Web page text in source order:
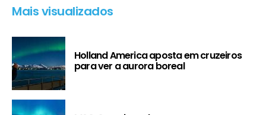
Mais visualizados
Holland America aposta em cruzeiros
para ver a aurora boreal